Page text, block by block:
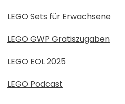
LEGO Sets für Erwachsene
LEGO GWP Gratiszugaben
LEGO EOL 2025
LEGO Podcast